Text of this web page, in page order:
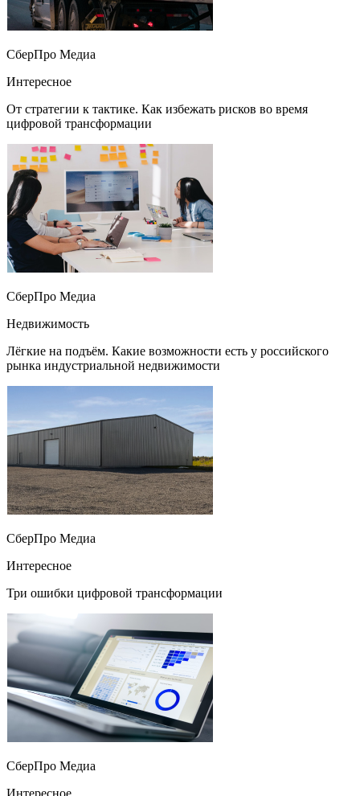
СберПро Медиа
Интересное
От стратегии к тактике. Как избежать рисков во время
цифровой трансформации
СберПро Медиа
Недвижимость
Лёгкие на подъём. Какие возможности есть у российского
рынка индустриальной недвижимости
СберПро Медиа
Интересное
Три ошибки цифровой трансформации
СберПро Медиа
Интересное